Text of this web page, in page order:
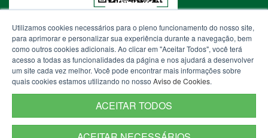
Utilizamos cookies necessários para o pleno funcionamento do nosso site,
para aprimorar e personalizar sua experiência durante a navegação, bem
como outros cookies adicionais. Ao clicar em "Aceitar Todos", você terá
acesso a todas as funcionalidades da página e nos ajudará a desenvolver
um site cada vez melhor. Você pode encontrar mais informações sobre
quais cookies estamos utilizando no nosso Aviso de Cookies.
ACEITAR TODOS